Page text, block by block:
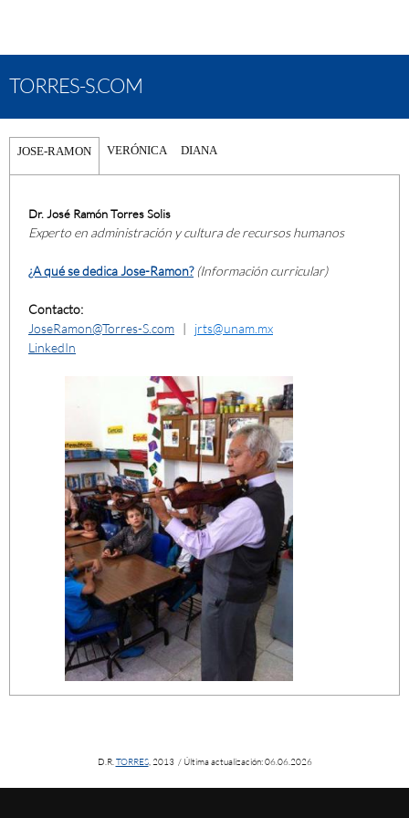
TORRES-S.COM
JOSE-RAMON VERÓNICA DIANA
Dr. José Ramón Torres Solis
Experto en administración y cultura de recursos humanos
¿A qué se dedica Jose-Ramon? (Información curricular)
Contacto:
JoseRamon@Torres-S.com | jrts@unam.mx
LinkedIn
D.R. TORRES, 2013 / Última actualización: 06.06.2026